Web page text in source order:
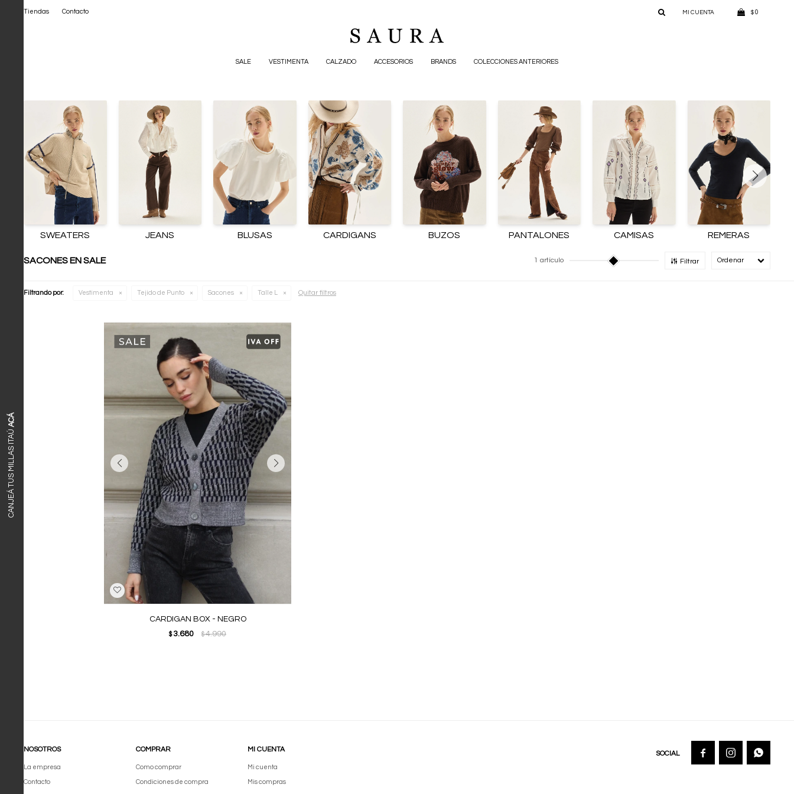
SALE VESTIMENTA CALZADO ACCESORIOS BRANDS COLECCIONES ANTERIORES
$ 0
Tiendas Contacto
CANJEÁ TUS MILLAS ITAÚ
ACÁ
SWEATERS JEANS BLUSAS CARDIGANS BUZOS PANTALONES CAMISAS REMERAS
SACONES EN SALE 1 artículo Filtrar
Filtrando por: Vestimenta Tejido de Punto Sacones Talle L Quitar filtros
CARDIGAN BOX - NEGRO
$3.680 $4.990
NOSOTROS
La empresa
Contacto
COMPRAR
Como comprar
Condiciones de compra
MI CUENTA
Mi cuenta
Mis compras
  